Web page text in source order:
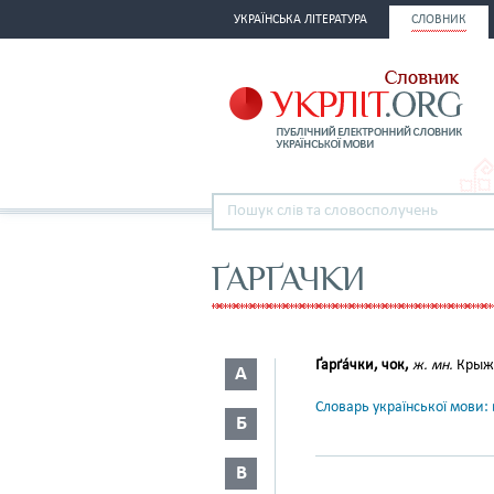
УКРАЇНСЬКА ЛІТЕРАТУРА СЛОВНИК
ҐАРҐАЧКИ
А
Б
В
Ґарґа́чки, чок, ж. мн.
Словарь української